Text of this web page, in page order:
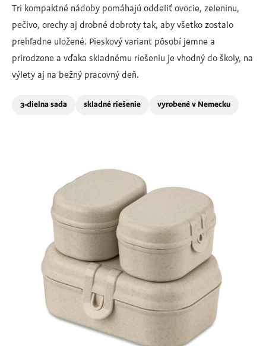
Tri kompaktné nádoby pomáhajú oddeliť ovocie, zeleninu,
pečivo, orechy aj drobné dobroty tak, aby všetko zostalo
prehľadne uložené. Pieskový variant pôsobí jemne a
prirodzene a vďaka skladnému riešeniu je vhodný do školy, na
výlety aj na bežný pracovný deň.
3-dielna sada skladné riešenie vyrobené v Nemecku